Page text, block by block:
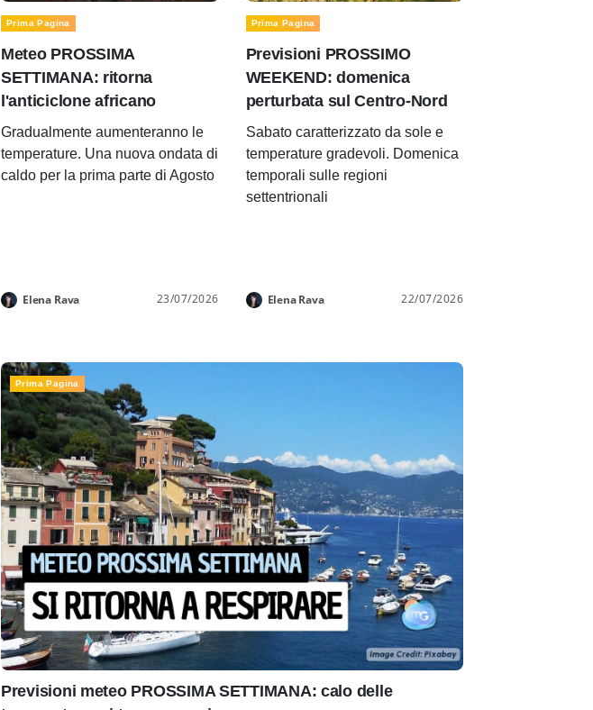
Prima Pagina
Meteo PROSSIMA
SETTIMANA: ritorna
l'anticiclone africano
Gradualmente aumenteranno le
temperature. Una nuova ondata di
caldo per la prima parte di Agosto
Elena Rava 23/07/2026
Prima Pagina
Previsioni PROSSIMO
WEEKEND: domenica
perturbata sul Centro-Nord
Sabato caratterizzato da sole e
temperature gradevoli. Domenica
temporali sulle regioni
settentrionali
Elena Rava 22/07/2026
Prima Pagina
Previsioni meteo PROSSIMA SETTIMANA: calo delle